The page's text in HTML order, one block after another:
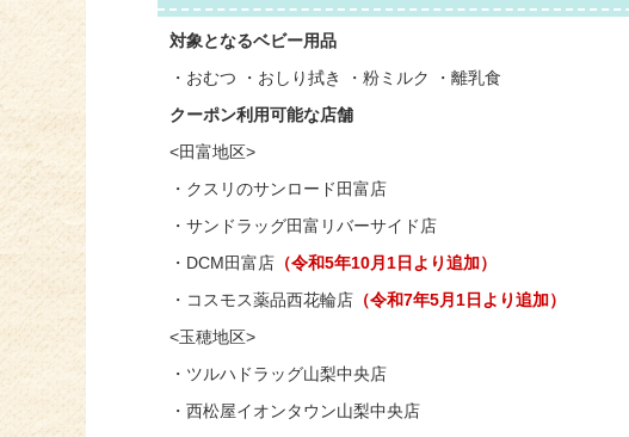
対象となるベビー用品
・おむつ ・おしり拭き ・粉ミルク ・離乳食
クーポン利用可能な店舗
<田富地区>
・クスリのサンロード田富店
・サンドラッグ田富リバーサイド店
・DCM田富店 （令和5年10月1日より追加）
・コスモス薬品西花輪店 （令和7年5月1日より追加）
<玉穂地区>
・ツルハドラッグ山梨中央店
・西松屋イオンタウン山梨中央店